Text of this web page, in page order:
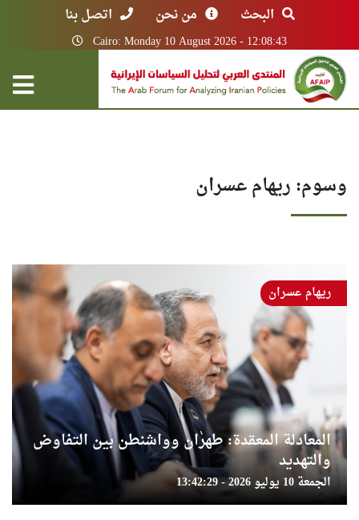
البحث من نحن اتصل بنا
Cairo: Monday 10 August 2026 - 12:08:43
وسوم: ريهام عسران
المعادلة المعقدة: طهران وواشنطن بين التفاوض
والتهديد
الجمعة 10 يوليو 2026 - 13:42:29
ريهام عسران